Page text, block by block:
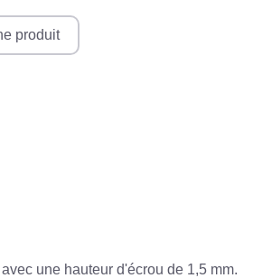
produit
une hauteur d'écrou de 1,5 mm.